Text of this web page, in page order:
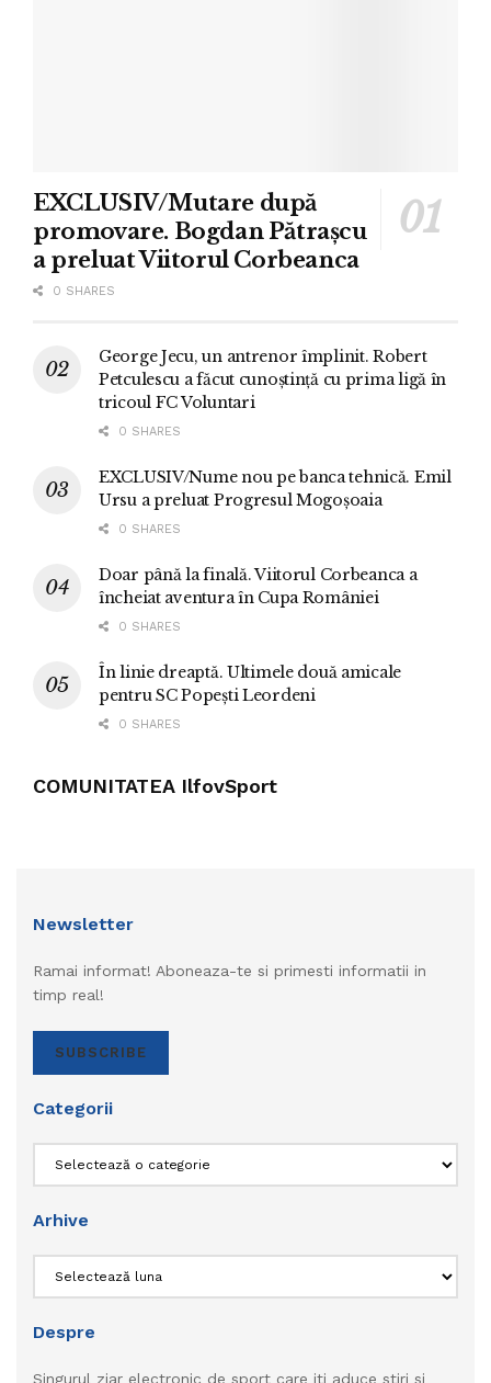
EXCLUSIV/Mutare după
promovare. Bogdan Pătrașcu
a preluat Viitorul Corbeanca
0 SHARES
George Jecu, un antrenor împlinit. Robert
Petculescu a făcut cunoștință cu prima ligă în
tricoul FC Voluntari
0 SHARES
EXCLUSIV/Nume nou pe banca tehnică. Emil
Ursu a preluat Progresul Mogoșoaia
0 SHARES
Doar până la finală. Viitorul Corbeanca a
încheiat aventura în Cupa României
0 SHARES
În linie dreaptă. Ultimele două amicale
pentru SC Popești Leordeni
0 SHARES
COMUNITATEA IlfovSport
Newsletter
Ramai informat! Aboneaza-te si primesti informatii in
timp real!
SUBSCRIBE
Categorii
Arhive
Despre
Singurul ziar electronic de sport care iti aduce stiri si